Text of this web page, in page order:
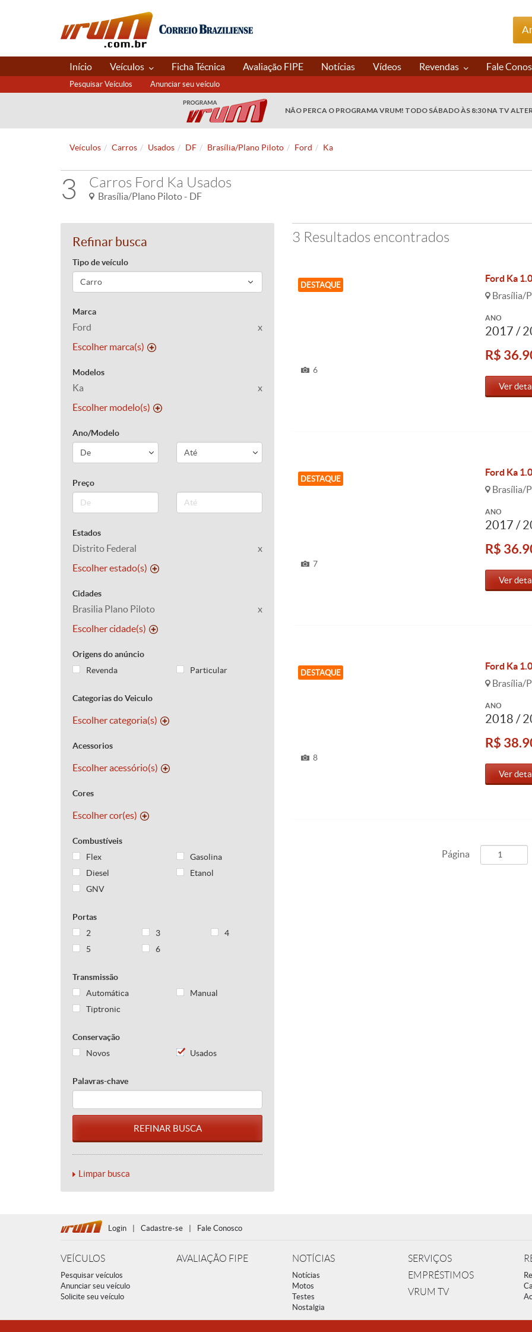
Início Veículos Ficha Técnica Avaliação FIPE Notícias Vídeos Revendas Fale
Pesquisar Veículos Anunciar seu veículo
NÃO PERCA O PROGRAMA VRUM! TODO SÁBADO ÀS 8:30 NA TV
Veículos Carros Usados DF Brasília/Plano Piloto Ford Ka
3 Carros Ford Ka Usados
Brasília/Plano Piloto - DF
Refinar busca
Tipo de veículo
Marca
Ford
x
Escolher marca(s)
Modelos
Ka
x
Escolher modelo(s)
Ano/Modelo
Preço
Estados
Distrito Federal
x
Escolher estado(s)
Cidades
Brasilia Plano Piloto
x
Escolher cidade(s)
Origens do anúncio
Revenda
Particular
Categorias do Veiculo
Escolher categoria(s)
Acessorios
Escolher acessório(s)
Cores
Escolher cor(es)
Combustíveis
Flex
Gasolina
Diesel
Etanol
GNV
Portas
2
3
4
5
6
Transmissão
Automática
Manual
Tiptronic
Conservação
Novos
Usados
Palavras-chave
Limpar busca
3 Resultados encontrados
DESTAQUE
6
Ford Ka
Brasília/
ANO
2017 /
R$
Ver
DESTAQUE
7
Ford Ka
Brasília/
ANO
2017 /
R$
Ver
DESTAQUE
8
Ford Ka
Brasília/
ANO
2018 /
R$
Ver
Página
Login Cadastre-se Fale Conosco
VEÍCULOS
Pesquisar veículos
Anunciar seu veículo
Solicite seu veículo
AVALIAÇÃO FIPE NOTÍCIAS
Notícias
Motos
Testes
Nostalgia
SERVIÇOS
EMPRÉSTIMOS
VRUM TV